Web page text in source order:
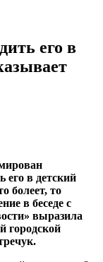
его в
его в детский
болеет, то
в беседе с
выразила
городской